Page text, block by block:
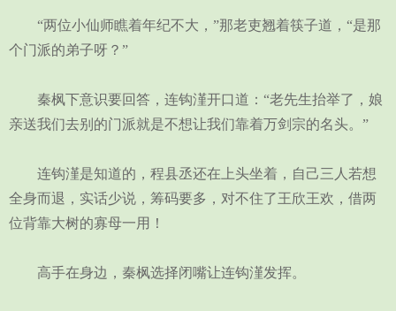
“两位小仙师瞧着年纪不大，”那老吏翘着筷子道，“是那
个门派的弟子呀？”
秦枫下意识要回答，连钩漌开口道：“老先生抬举了，娘
亲送我们去别的门派就是不想让我们靠着万剑宗的名头。”
连钩漌是知道的，程县丞还在上头坐着，自己三人若想
全身而退，实话少说，筹码要多，对不住了王欣王欢，借两
位背靠大树的寡母一用！
高手在身边，秦枫选择闭嘴让连钩漌发挥。